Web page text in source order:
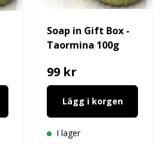
Soap in Gift Box -
Taormina 100g
99 kr
Lägg i korgen
I lager